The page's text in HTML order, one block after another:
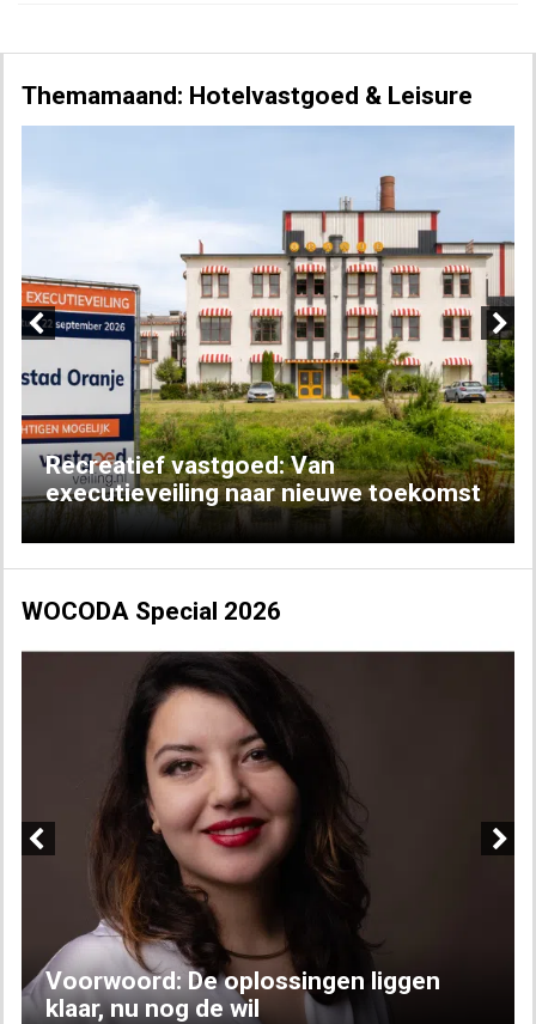
Themamaand: Hotelvastgoed & Leisure
Recreatief vastgoed: Van
executieveiling naar nieuwe toekomst
Next
WOCODA Special 2026
Voorwoord: De oplossingen liggen
klaar, nu nog de wil